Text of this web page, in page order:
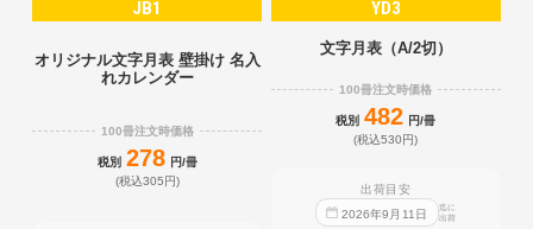
JB1
オリジナル文字月表 壁掛け 名入
れカレンダー
100冊注文時価格
税別 278 円/冊
(税込305円)
YD3
文字月表（A/2切）
100冊注文時価格
税別 482 円/冊
(税込530円)
出荷目安
2026年9 月 11 日
迄に
出荷